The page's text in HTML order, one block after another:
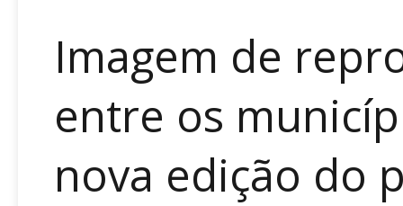
Imagem de
entre os
nova edição do